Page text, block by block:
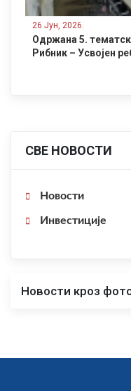
26 Јун, 2026.
Одржана 5.
Рибник – Усвојен
СВЕ НОВОСТИ
Новости
Инвестиције
Новости кроз